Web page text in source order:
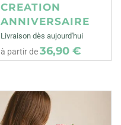
CREATION
ANNIVERSAIRE
Livraison dès aujourd'hui
à partir de36,90 €